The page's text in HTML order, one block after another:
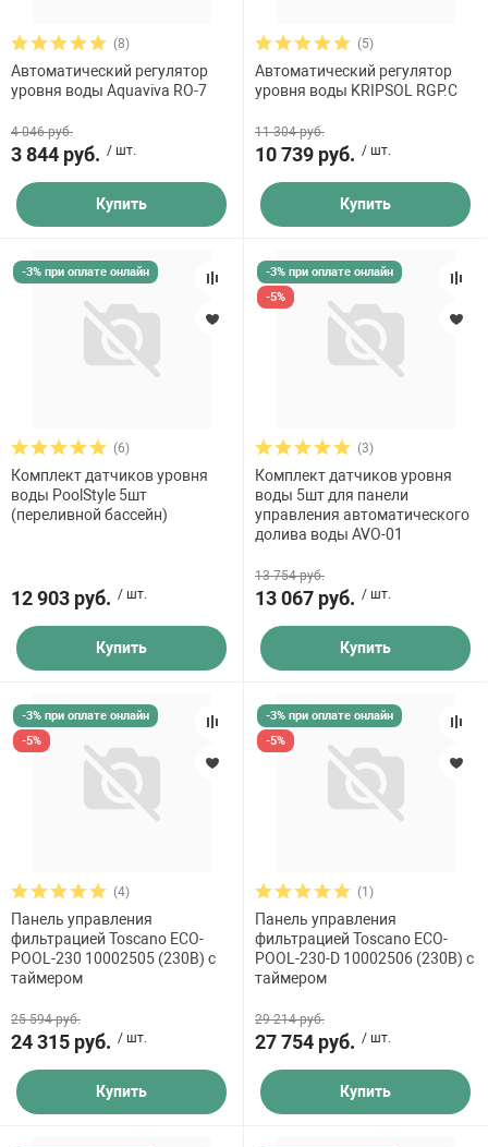
материалы
(8)
Автоматический регулятор
уровня воды Aquaviva RO-7
4 046 руб.
3 844 руб. / шт.
Купить
(5)
Автоматический регулятор
уровня воды KRIPSOL RGP.C
11 304 руб.
10 739 руб. / шт.
Купить
-3% при оплате онлайн
(6)
Комплект датчиков уровня
воды PoolStyle 5шт
(переливной бассейн)
12 903 руб. / шт.
Купить
-3% при оплате онлайн
-5%
(3)
Комплект датчиков уровня
воды 5шт для панели
управления автоматического
долива воды AVO-01
13 754 руб.
13 067 руб. / шт.
Купить
-3% при оплате онлайн
-5%
(4)
Панель управления
фильтрацией Toscano ECO-
POOL-230 10002505 (230В) с
таймером
25 594 руб.
24 315 руб. / шт.
Купить
-3% при оплате онлайн
-5%
(1)
Панель управления
фильтрацией Toscano ECO-
POOL-230-D 10002506 (230В) с
таймером
29 214 руб.
27 754 руб. / шт.
Купить